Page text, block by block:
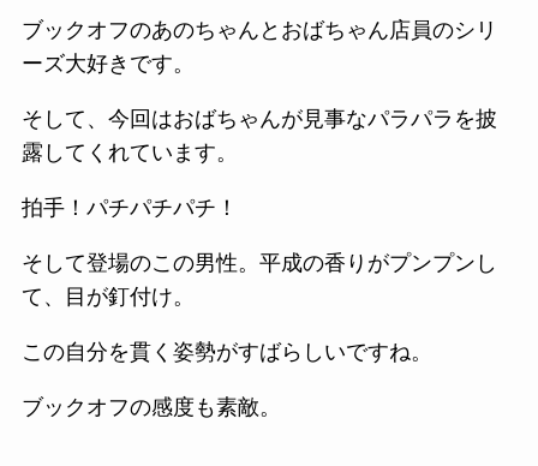
ブックオフのあのちゃんとおばちゃん店員のシリ
ーズ大好きです。
そして、今回はおばちゃんが見事なパラパラを披
露してくれています。
拍手！パチパチパチ！
そして登場のこの男性。平成の香りがプンプンし
て、目が釘付け。
この自分を貫く姿勢がすばらしいですね。
ブックオフの感度も素敵。